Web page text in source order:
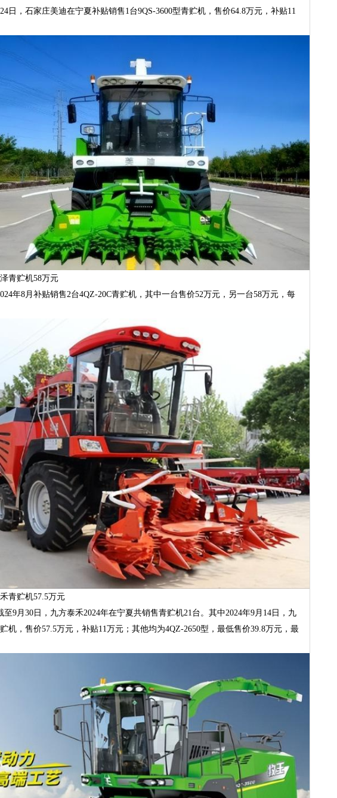
日，石家庄美迪在宁夏补贴销售1台9QS-3600型青贮机，售价64.8万元，补贴11
青贮机58万元
年8月补贴销售2台4QZ-20C青贮机，其中一台售价52万元，另一台58万元，每
青贮机57.5万元
至9月30日，九方泰禾2024年在宁夏共销售青贮机21台。其中2024年9月14日，九
机，售价57.5万元，补贴11万元；其他均为4QZ-2650型，最低售价39.8万元，最